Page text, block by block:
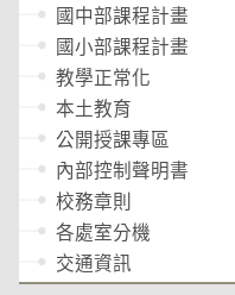
國中部課程計畫
國小部課程計畫
教學正常化
本土教育
公開授課專區
內部控制聲明書
校務章則
各處室分機
交通資訊